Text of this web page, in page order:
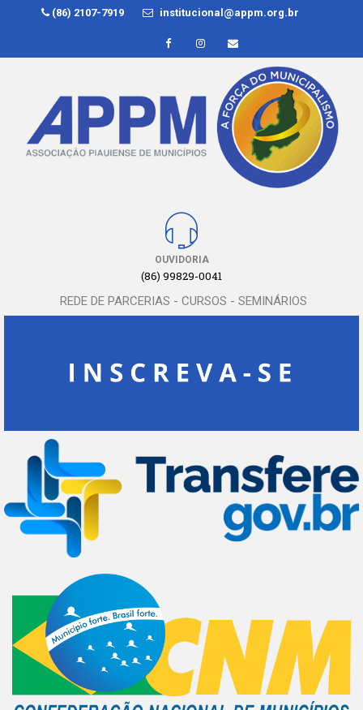
(86) 2107-7919 institucional@appm.org.br
OUVIDORIA
(86) 99829-0041
REDE DE PARCERIAS - CURSOS - SEMINÁRIOS